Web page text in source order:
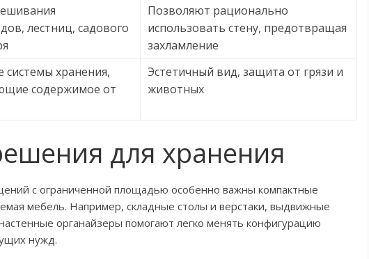
лестниц, садового
Позволяют рационально
использовать стену, предотвращая
захламление
системы хранения,
содержимое от
Эстетичный вид, защита от грязи и
животных
для хранения
с ограниченной площадью особенно важны компактные
мебель. Например, складные столы и верстаки, выдвижные
органайзеры помогают легко менять конфигурацию
нужд.